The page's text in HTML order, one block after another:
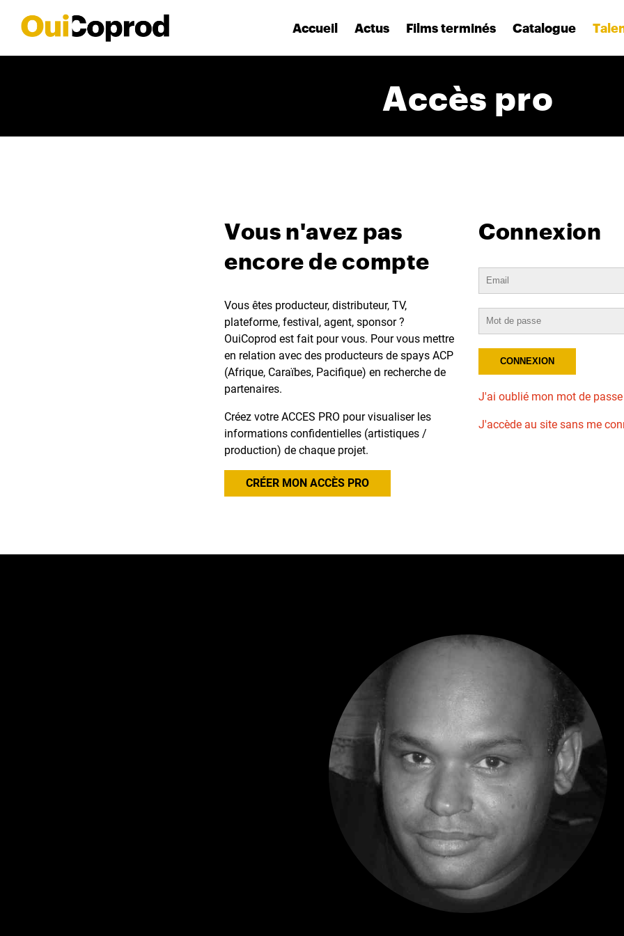
Accueil Actus Films terminés Catalogue
Accès pro
Vous n'avez pas
encore de compte
Vous êtes producteur, distributeur, TV,
plateforme, festival, agent, sponsor ?
OuiCoprod est fait pour vous. Pour vous mettre
en relation avec des producteurs de spays ACP
(Afrique, Caraïbes, Pacifique) en recherche de
partenaires.
Créez votre ACCES PRO pour visualiser les
informations confidentielles (artistiques /
production) de chaque projet.
CRÉER MON ACCÈS PRO
Connexion
J'ai oublié mon mot de passe
J'accède au site sans me